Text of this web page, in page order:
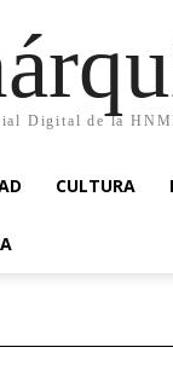
Digital de la
CULTURA